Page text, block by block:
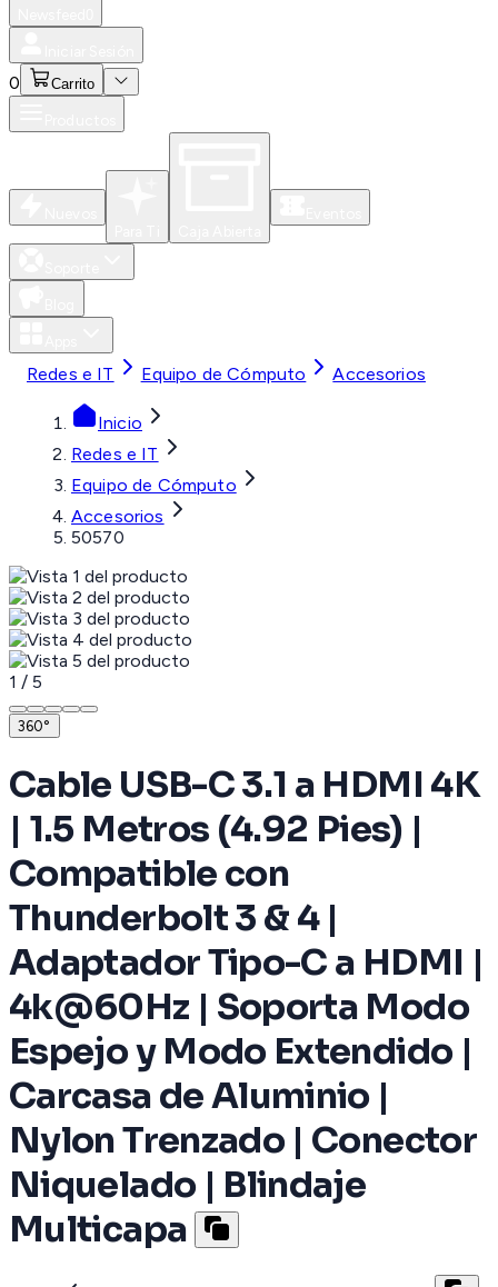
0 Carrito
Redes e IT Equipo de Cómputo Accesorios
Inicio
Redes e IT
Equipo de Cómputo
Accesorios
50570
1 / 5
360°
Cable USB-C 3.1 a HDMI 4K
| 1.5 Metros (4.92 Pies) |
Compatible con
Thunderbolt 3 & 4 |
Adaptador Tipo-C a HDMI |
4k@60Hz | Soporta Modo
Espejo y Modo Extendido |
Carcasa de Aluminio |
Nylon Trenzado | Conector
Niquelado | Blindaje
Multicapa